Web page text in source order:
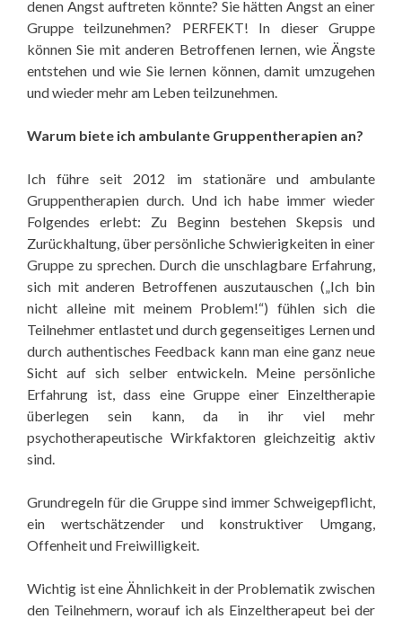
denen Angst auftreten könnte? Sie hätten Angst an einer
Gruppe teilzunehmen? PERFEKT! In dieser Gruppe
können Sie mit anderen Betroffenen lernen, wie Ängste
entstehen und wie Sie lernen können, damit umzugehen
und wieder mehr am Leben teilzunehmen.
Warum biete ich ambulante Gruppentherapien an?
Ich führe seit 2012 im stationäre und ambulante
Gruppentherapien durch. Und ich habe immer wieder
Folgendes erlebt: Zu Beginn bestehen Skepsis und
Zurückhaltung, über persönliche Schwierigkeiten in einer
Gruppe zu sprechen. Durch die unschlagbare Erfahrung,
sich mit anderen Betroffenen auszutauschen („Ich bin
nicht alleine mit meinem Problem!“) fühlen sich die
Teilnehmer entlastet und durch gegenseitiges Lernen und
durch authentisches Feedback kann man eine ganz neue
Sicht auf sich selber entwickeln. Meine persönliche
Erfahrung ist, dass eine Gruppe einer Einzeltherapie
überlegen sein kann, da in ihr viel mehr
psychotherapeutische Wirkfaktoren gleichzeitig aktiv
sind.
Grundregeln für die Gruppe sind immer Schweigepflicht,
ein wertschätzender und konstruktiver Umgang,
Offenheit und Freiwilligkeit.
Wichtig ist eine Ähnlichkeit in der Problematik zwischen
den Teilnehmern, worauf ich als Einzeltherapeut bei der